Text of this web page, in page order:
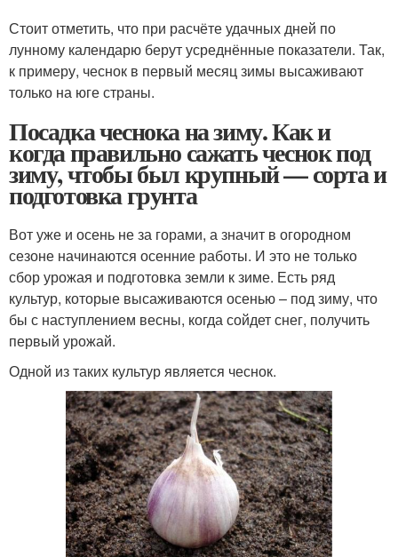
Стоит отметить, что при расчёте удачных дней по
лунному календарю берут усреднённые показатели. Так,
к примеру, чеснок в первый месяц зимы высаживают
только на юге страны.
Посадка чеснока на зиму. Как и
когда правильно сажать чеснок под
зиму, чтобы был крупный — сорта и
подготовка грунта
Вот уже и осень не за горами, а значит в огородном
сезоне начинаются осенние работы. И это не только
сбор урожая и подготовка земли к зиме. Есть ряд
культур, которые высаживаются осенью – под зиму, что
бы с наступлением весны, когда сойдет снег, получить
первый урожай.
Одной из таких культур является чеснок.